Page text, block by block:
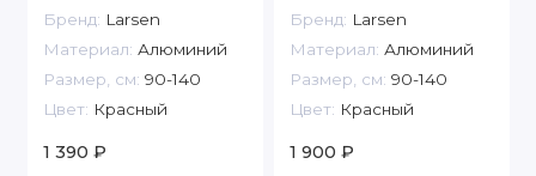
Бренд: Larsen
Материал: Алюминий
Размер, см: 90-140
Цвет: Красный
1 390 ₽
Бренд: Larsen
Материал: Алюминий
Размер, см: 90-140
Цвет: Красный
1 900 ₽